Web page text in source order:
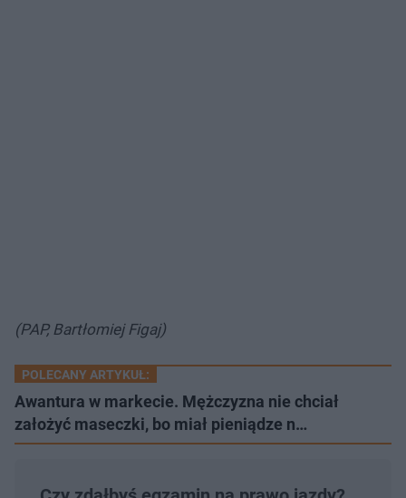
(PAP, Bartłomiej Figaj)
POLECANY ARTYKUŁ:
Awantura w markecie. Mężczyzna nie chciał
założyć maseczki, bo miał pieniądze n…